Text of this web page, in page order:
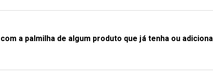
a palmilha de algum produto que já tenha ou